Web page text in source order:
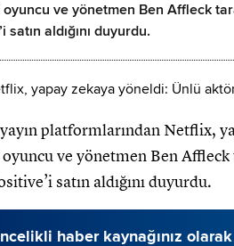
ve yönetmen Ben Affleck
aldığını duyurdu.
platformlarından Netflix,
ve yönetmen Ben
satın aldığını duyurdu.
haber kaynağınız